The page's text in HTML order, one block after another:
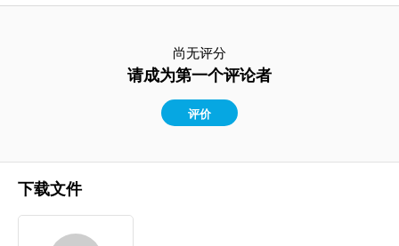
尚无评分
请成为第一个评论者
评价
下载文件